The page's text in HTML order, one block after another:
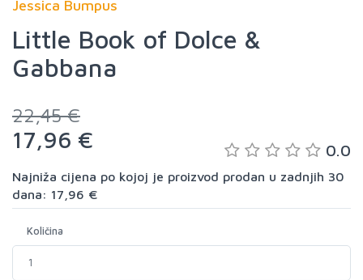
Jessica Bumpus
Little Book of Dolce &
Gabbana
22,45 €
17,96 € 0.0
Najniža cijena po kojoj je proizvod prodan u zadnjih 30
dana: 17,96 €
Količina